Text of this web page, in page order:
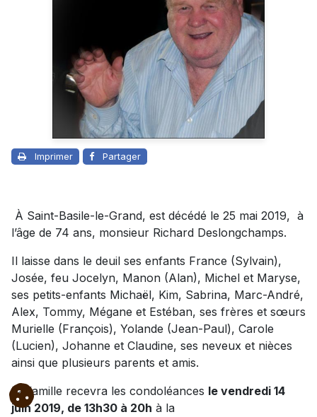
Imprimer Partager
À Saint-Basile-le-Grand, est décédé le 25 mai 2019, à
l’âge de 74 ans, monsieur Richard Deslongchamps.
Il laisse dans le deuil ses enfants France (Sylvain),
Josée, feu Jocelyn, Manon (Alan), Michel et Maryse,
ses petits-enfants Michaël, Kim, Sabrina, Marc-André,
Alex, Tommy, Mégane et Estéban, ses frères et sœurs
Murielle (François), Yolande (Jean-Paul), Carole
(Lucien), Johanne et Claudine, ses neveux et nièces
ainsi que plusieurs parents et amis.
La famille recevra les condoléances le vendredi 14
juin 2019, de 13h30 à 20h à la